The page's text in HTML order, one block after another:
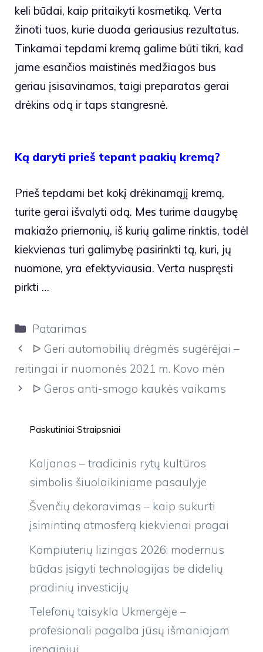
keli būdai, kaip pritaikyti kosmetiką. Verta
žinoti tuos, kurie duoda geriausius rezultatus.
Tinkamai tepdami kremą galime būti tikri, kad
jame esančios maistinės medžiagos bus
geriau įsisavinamos, taigi preparatas gerai
drėkins odą ir taps stangresnė.
Ką daryti prieš tepant paakių kremą?
Prieš tepdami bet kokį drėkinamąjį kremą,
turite gerai išvalyti odą. Mes turime daugybę
makiažo priemonių, iš kurių galime rinktis, todėl
kiekvienas turi galimybę pasirinkti tą, kuri, jų
nuomone, yra efektyviausia. Verta nuspręsti
pirkti …
Kategorijos
Patarimas
ᐅ Geri automobilių drėgmės sugėrėjai –
reitingai ir nuomonės 2021 m. Kovo mėn
ᐅ Geros anti-smogo kaukės vaikams
Paskutiniai Straipsniai
Kaljanas – tradicinis rytų kultūros
simbolis šiuolaikiniame pasaulyje
Švenčių dekoravimas – kaip sukurti
įsimintiną atmosferą kiekvienai progai
Kompiuterių lizingas 2026: modernus
būdas įsigyti technologijas be didelių
pradinių investicijų
Telefonų taisykla Ukmergėje –
profesionali pagalba jūsų išmaniajam
įrenginiui